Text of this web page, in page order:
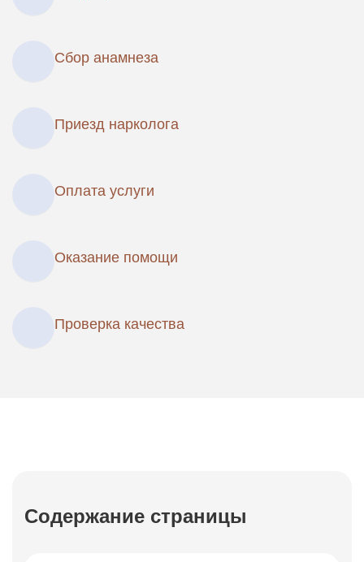
Сбор анамнеза
Приезд нарколога
Оплата услуги
Оказание помощи
Проверка качества
Содержание страницы